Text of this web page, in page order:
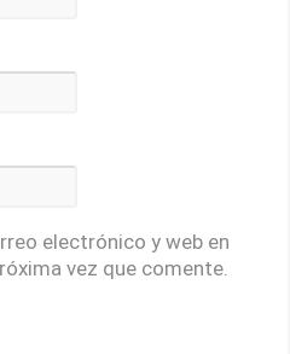
electrónico y web en
vez que comente.